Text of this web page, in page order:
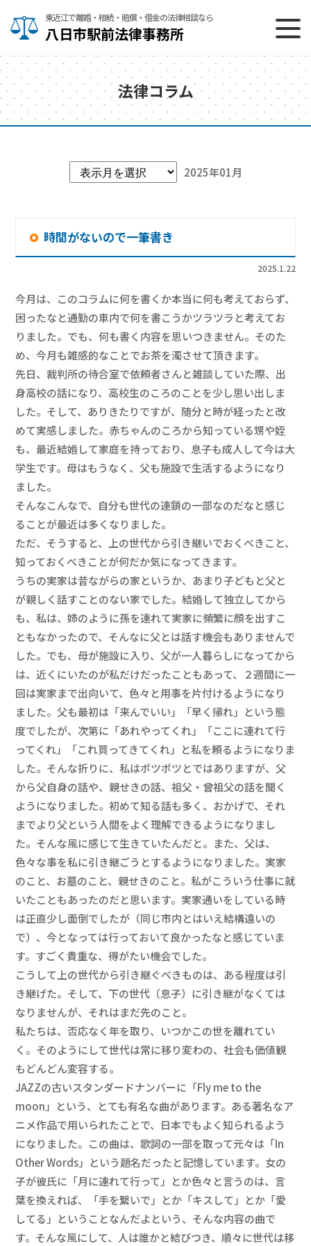
東近江で離婚・相続・賠償・借金の法律相談なら
八日市駅前法律事務所
法律コラム
2025年01月
時間がないので一筆書き
2025.1.22
今月は、このコラムに何を書くか本当に何も考えておらず、
困ったなと通勤の車内で何を書こうかツラツラと考えてお
りました。でも、何も書く内容を思いつきません。そのた
め、今月も雑感的なことでお茶を濁させて頂きます。
先日、裁判所の待合室で依頼者さんと雑談していた際、出
身高校の話になり、高校生のころのことを少し思い出しま
した。そして、ありきたりですが、随分と時が経ったと改
めて実感しました。赤ちゃんのころから知っている甥や姪
も、最近結婚して家庭を持っており、息子も成人して今は大
学生です。母はもうなく、父も施設で生活するようになり
ました。
そんなこんなで、自分も世代の連鎖の一部なのだなと感じ
ることが最近は多くなりました。
ただ、そうすると、上の世代から引き継いでおくべきこと、
知っておくべきことが何だか気になってきます。
うちの実家は昔ながらの家というか、あまり子どもと父と
が親しく話すことのない家でした。結婚して独立してから
も、私は、姉のように孫を連れて実家に頻繁に顔を出すこ
ともなかったので、そんなに父とは話す機会もありませんで
した。でも、母が施設に入り、父が一人暮らしになってから
は、近くにいたのが私だけだったこともあって、２週間に一
回は実家まで出向いて、色々と用事を片付けるようになり
ました。父も最初は「来んでいい」「早く帰れ」という態
度でしたが、次第に「あれやってくれ」「ここに連れて行
ってくれ」「これ買ってきてくれ」と私を頼るようになりま
した。そんな折りに、私はポツポツとではありますが、父
から父自身の話や、親せきの話、祖父・曾祖父の話を聞く
ようになりました。初めて知る話も多く、おかげで、それ
までより父という人間をよく理解できるようになりまし
た。そんな風に感じて生きていたんだと。また、父は、
色々な事を私に引き継ごうとするようになりました。実家
のこと、お墓のこと、親せきのこと。私がこういう仕事に就
いたこともあったのだと思います。実家通いをしている時
は正直少し面倒でしたが（同じ市内とはいえ結構遠いの
で）、今となっては行っておいて良かったなと感じていま
す。すごく貴重な、得がたい機会でした。
こうして上の世代から引き継ぐべきものは、ある程度は引
き継げた。そして、下の世代（息子）に引き継がなくては
なりませんが、それはまだ先のこと。
私たちは、否応なく年を取り、いつかこの世を離れてい
く。そのようにして世代は常に移り変わの、社会も価値観
もどんどん変容する。
JAZZの古いスタンダードナンバーに「Fly me to the
moon」という、とても有名な曲があります。ある著名なア
ニメ作品で用いられたことで、日本でもよく知られるよう
になりました。この曲は、歌詞の一部を取って元々は「In
Other Words」という題名だったと記憶しています。女の
子が彼氏に「月に連れて行って」とか色々と言うのは、言
葉を換えれば、「手を繋いで」とか「キスして」とか「愛
してる」ということなんだよという、そんな内容の曲で
す。そんな風にして、人は誰かと結びつき、順々に世代は移